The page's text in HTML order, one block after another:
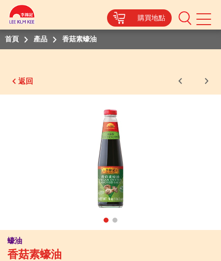
購買地點
Mobile
Menu
首頁
產品 香菇素蠔油
返回
蠔油
香菇素蠔油